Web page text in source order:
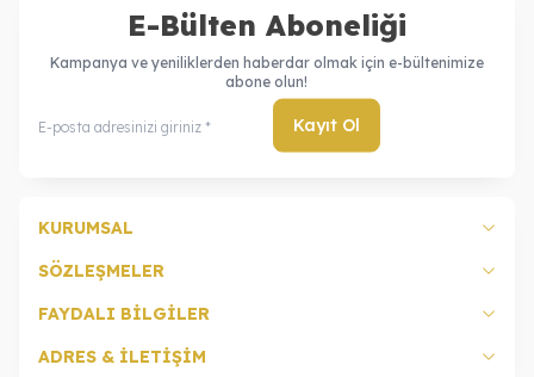
E-Bülten Aboneliği
Kampanya ve yeniliklerden haberdar olmak için e-bültenimize
abone olun!
Kayıt Ol
KURUMSAL
SÖZLEŞMELER
FAYDALI BİLGİLER
ADRES & İLETİŞİM